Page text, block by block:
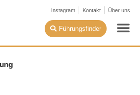
Instagram Kontakt Über uns
Führungsfinder